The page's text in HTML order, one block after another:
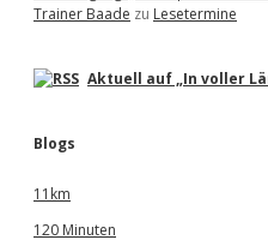
Trainer Baade zu Lesetermine
Aktuell auf „In voller
Blogs
11km
120 Minuten